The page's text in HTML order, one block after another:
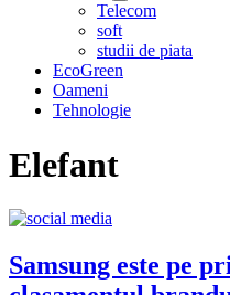
Telecom
soft
studii de piata
EcoGreen
Oameni
Tehnologie
Elefant
Samsung este pe